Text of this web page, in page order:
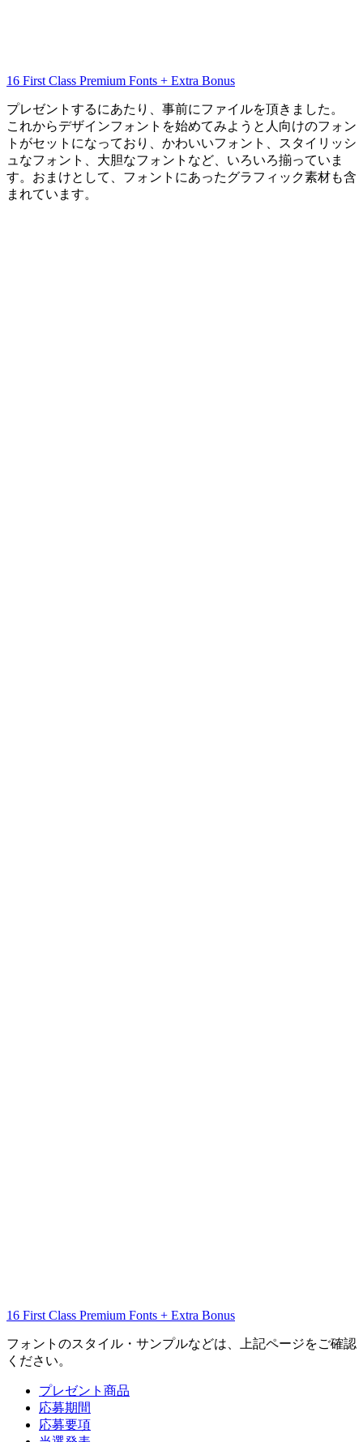
16 First Class Premium Fonts + Extra Bonus
プレゼントするにあたり、事前にファイルを頂きました。
これからデザインフォントを始めてみようと人向けのフォン
トがセットになっており、かわいいフォント、スタイリッシ
ュなフォント、大胆なフォントなど、いろいろ揃っていま
す。おまけとして、フォントにあったグラフィック素材も含
まれています。
16 First Class Premium Fonts + Extra Bonus
フォントのスタイル・サンプルなどは、上記ページをご確認
ください。
プレゼント商品
応募期間
応募要項